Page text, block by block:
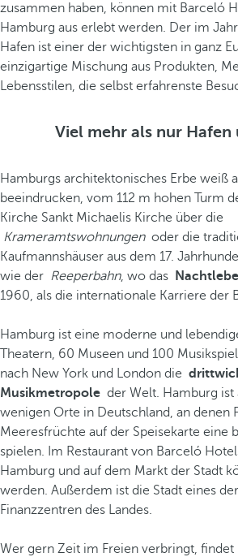
zusammen haben, können mit Barceló
Hamburg aus erlebt werden. Der im
Hafen ist einer der wichtigsten in ganz
einzigartige Mischung aus Produkten,
Lebensstilen, die selbst erfahrenste
Viel mehr als nur Hafen
Hamburgs architektonisches Erbe weiß
beeindrucken, vom 112 m hohen Turm
Kirche Sankt Michaelis Kirche über die
Krameramtswohnungenoder die
Kaufmannshäuser aus dem 17.
wie der Reeperbahn, wo das
1960, als die internationale Karriere der
Hamburg ist eine moderne und
Theatern, 60 Museen und 100
nach New York und London die
Musikmetropole der Welt. Hamburg
wenigen Orte in Deutschland, an denen
Meeresfrüchte auf der Speisekarte eine
spielen. Im Restaurant von Barceló
Hamburg und auf dem Markt der Stadt
werden. Außerdem ist die Stadt eines
Finanzzentren des Landes.
Wer gern Zeit im Freien verbringt,